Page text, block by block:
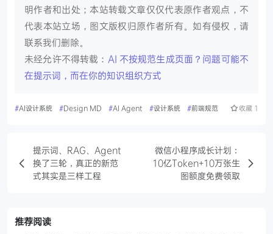
明作者和出处；本站转载文章仅仅代表原作者观点，不
代表本站立场，图文版权归原作者所有。如有侵权，请
联系我们删除。
未经允许不得转载： AI 不按规范生成页面？问题可能不
在提示词，而在你的知识组织方式
#AI设计系统 #Design MD #AI Agent #设计系统 #前端规范 收藏 1
提示词、RAG、Agent
换了三轮，真正的新范
式其实是三样工程
微信小程序成长计划：
10亿Token+10万张生
图额度免费领取
推荐阅读